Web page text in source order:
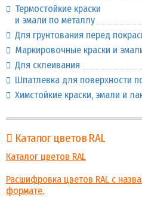
Термостойкие краски
и эмали по металлу
Для грунтования перед
Маркировочные краски и
Для склеивания
Шпатлевка для поверхности
Химстойкие краски, эмали и
Каталог цветов RAL
Каталог цветов RAL
Расшифровка цветов RAL с
формате.